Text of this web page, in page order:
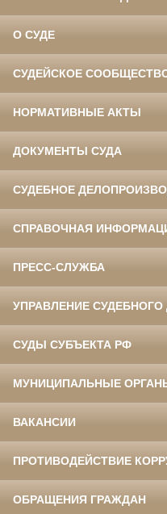
О СУДЕ
СУДЕЙСКОЕ
НОРМАТИВНЫЕ АКТЫ
ДОКУМЕНТЫ СУДА
СУДЕБНОЕ
СПРАВОЧНАЯ
ПРЕСС-СЛУЖБА
УПРАВЛЕНИЕ
СУДЫ СУБЪЕКТА РФ
МУНИЦИПАЛЬНЫЕ
ВАКАНСИИ
ПРОТИВОДЕЙСТВИЕ
ОБРАЩЕНИЯ ГРАЖДАН